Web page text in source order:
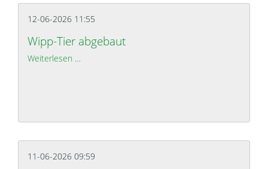
12-06-2026 11:55
Wipp-Tier abgebaut
Weiterlesen …
11-06-2026 09:59